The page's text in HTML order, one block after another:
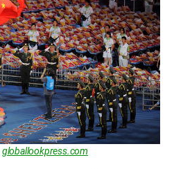
globallookpress.com